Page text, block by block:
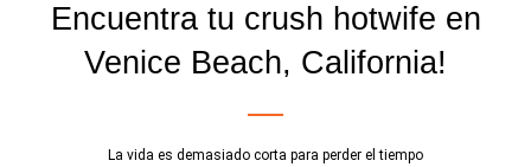
Encuentra tu crush hotwife en
Venice Beach, California!
La vida es demasiado corta para perder el tiempo